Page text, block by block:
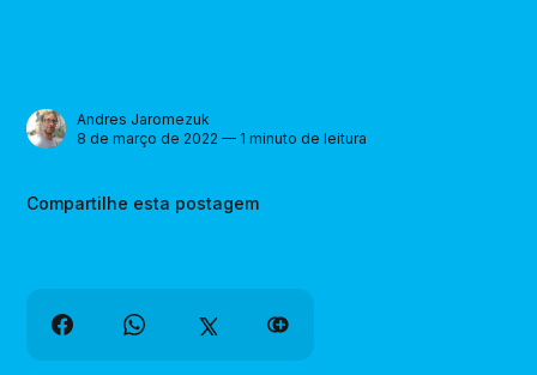
Andres Jaromezuk
8 de março de 2022 — 1 minuto de leitura
Compartilhe esta postagem